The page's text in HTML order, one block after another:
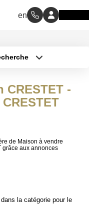
min
CRESTET -
de Maison à vendre
grâce aux annonces
la catégorie pour le